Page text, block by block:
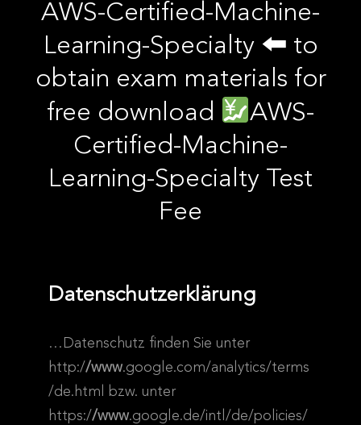
AWS-Certified-Machine-
Learning-Specialty 🠰 to
obtain exam materials for
free download
AWS-
Certified-Machine-
Learning-Specialty Test
Fee
Datenschutzerklärung
…Datenschutz finden Sie unter
http://www.google.com/analytics/terms
/de.html bzw. unter
https://www.google.de/intl/de/policies/